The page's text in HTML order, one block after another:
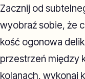
Zacznij od
wyobraź sobie, że
kość ogonowa
przestrzeń między
kolanach, wykonaj